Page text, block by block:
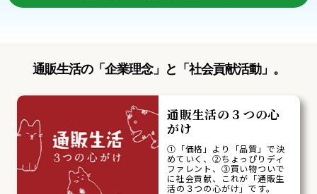
通販生活の「企業理念」と「社会貢献活動」。
通販生活の３つの心
がけ
①「価格」より「品質」で決
めていく、②ちょっぴりディ
ファレント、③買い物ついで
に社会貢献、これが「通販生
活の３つの心がけ」です。